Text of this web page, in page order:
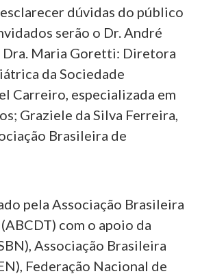
dúvidas do público
serão o Dr. André
Maria Goretti: Diretora
da Sociedade
Carreiro, especializada em
Graziele da Silva Ferreira,
Brasileira de
pela Associação Brasileira
com o apoio da
Associação Brasileira
Federação Nacional de